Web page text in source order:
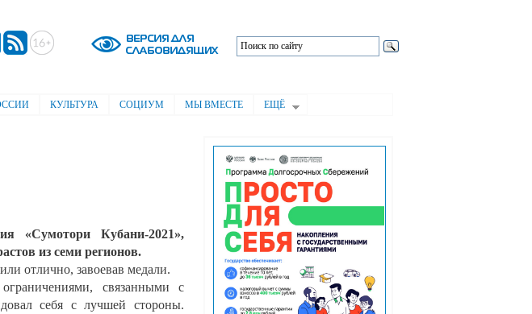
КУЛЬТУРА СОЦИУМ МЫ ВМЕСТЕ ЕЩЁ
«Сумотори Кубани-2021»,
из семи регионов.
отлично, завоевав медали.
связанными с
себя с лучшей стороны.